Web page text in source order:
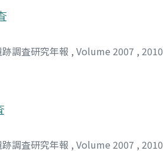
調査研究年報 , Volume 2007 , 2010
調査研究年報 , Volume 2007 , 2010